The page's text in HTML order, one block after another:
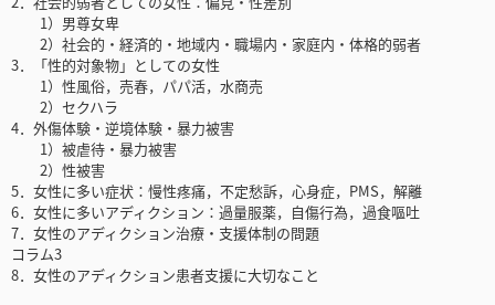
1）男尊女卑
2）社会的・経済的・地域内・職場内・家庭内・体格的弱者
3．「性的対象物」としての女性
1）性風俗，売春，パパ活，水商売
2）セクハラ
4．外傷体験・逆境体験・暴力被害
1）被虐待・暴力被害
2）性被害
5．女性に多い症状：慢性疼痛，不定愁訴，心身症，PMS，解離
6．女性に多いアディクション：過量服薬，自傷行為，過食嘔吐
7．女性のアディクション治療・支援体制の問題
コラム3
8．女性のアディクション患者支援に大切なこと